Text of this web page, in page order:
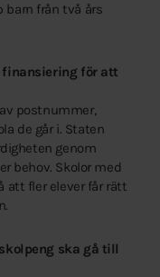
barn från två års
finansiering för att
postnummer,
de går i. Staten
genom
behov. Skolor med
att fler elever får rätt
ska gå till